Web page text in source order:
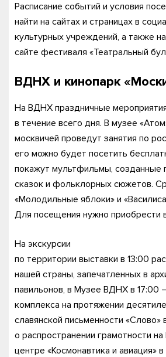
Расписание событий и условия
найти на сайтах и страницах в
культурных учреждений, а также
сайте фестиваля «Театральный
ВДНХ и кинопарк
На ВДНХ праздничные
в течение всего дня. В музее
москвичей проведут занятия по
его можно будет посетить
покажут мультфильмы, созданные
сказок и фольклорных сюжетов.
«Молодильные яблоки» и
Для посещения нужно приобрести
На экскурсии
по территории выставки в 13:00
нашей страны, запечатленных в
павильонов, в Музее ВДНХ в 17:00
комплекса на протяжении
славянской письменности «Слово»
о распространении грамотности на
центре «Космонавтика и авиация»